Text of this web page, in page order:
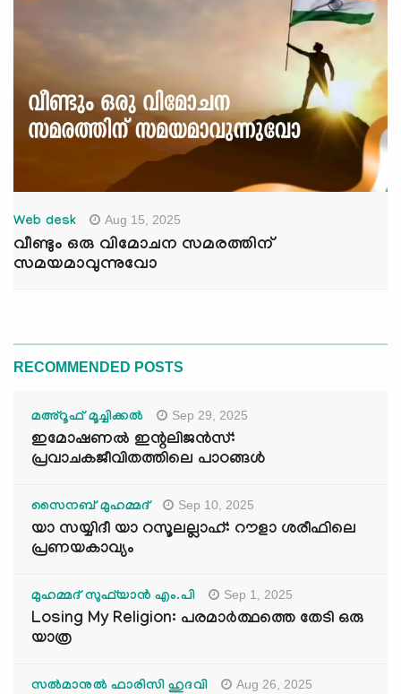
Web desk Aug 15, 2025
വീണ്ടും ഒരു വിമോചന സമരത്തിന്
സമയമാവുന്നുവോ
RECOMMENDED POSTS
മഅ്റൂഫ് മൂച്ചിക്കല്‍ Sep 29, 2025
ഇമോഷണൽ ഇന്റലിജൻസ്:
പ്രവാചകജീവിതത്തിലെ പാഠങ്ങൾ
സൈനബ് മുഹമ്മദ് Sep 10, 2025
യാ സയ്യിദീ യാ റസൂലല്ലാഹ്: റൗളാ ശരീഫിലെ
പ്രണയകാവ്യം
മുഹമ്മദ് സുഫ്‌യാൻ എം.പി Sep 1, 2025
Losing My Religion: പരമാർത്ഥത്തെ തേടി ഒരു
യാത്ര
സൽമാനുൽ ഫാരിസി ഹുദവി Aug 26, 2025